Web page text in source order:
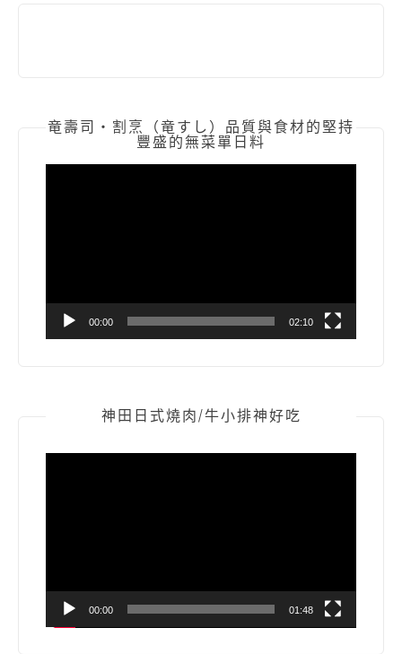
竜壽司‧割烹（竜すし）品質與食材的堅持
豐盛的無菜單日料
00:00 02:10
神田日式燒肉/牛小排神好吃
00:00 01:48